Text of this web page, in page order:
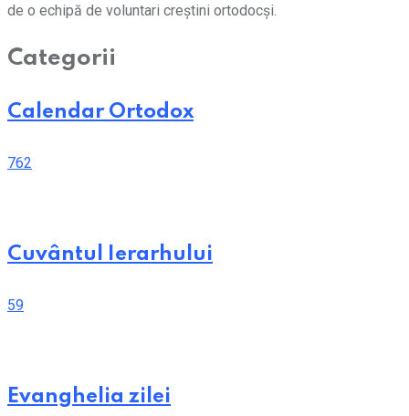
de o echipă de voluntari creștini ortodocși.
Categorii
Calendar Ortodox
762
Cuvântul Ierarhului
59
Evanghelia zilei